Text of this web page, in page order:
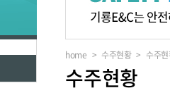
수주현황
home > 수주현황 > 수주